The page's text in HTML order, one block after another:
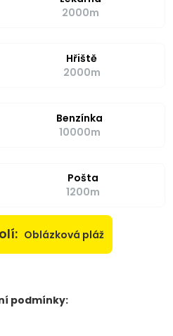
2000m
Hřiště
2000m
Benzínka
10000m
Pošta
1200m
Oblázková pláž
podmínky: